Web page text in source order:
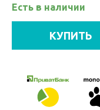
Есть в наличии
КУПИТЬ